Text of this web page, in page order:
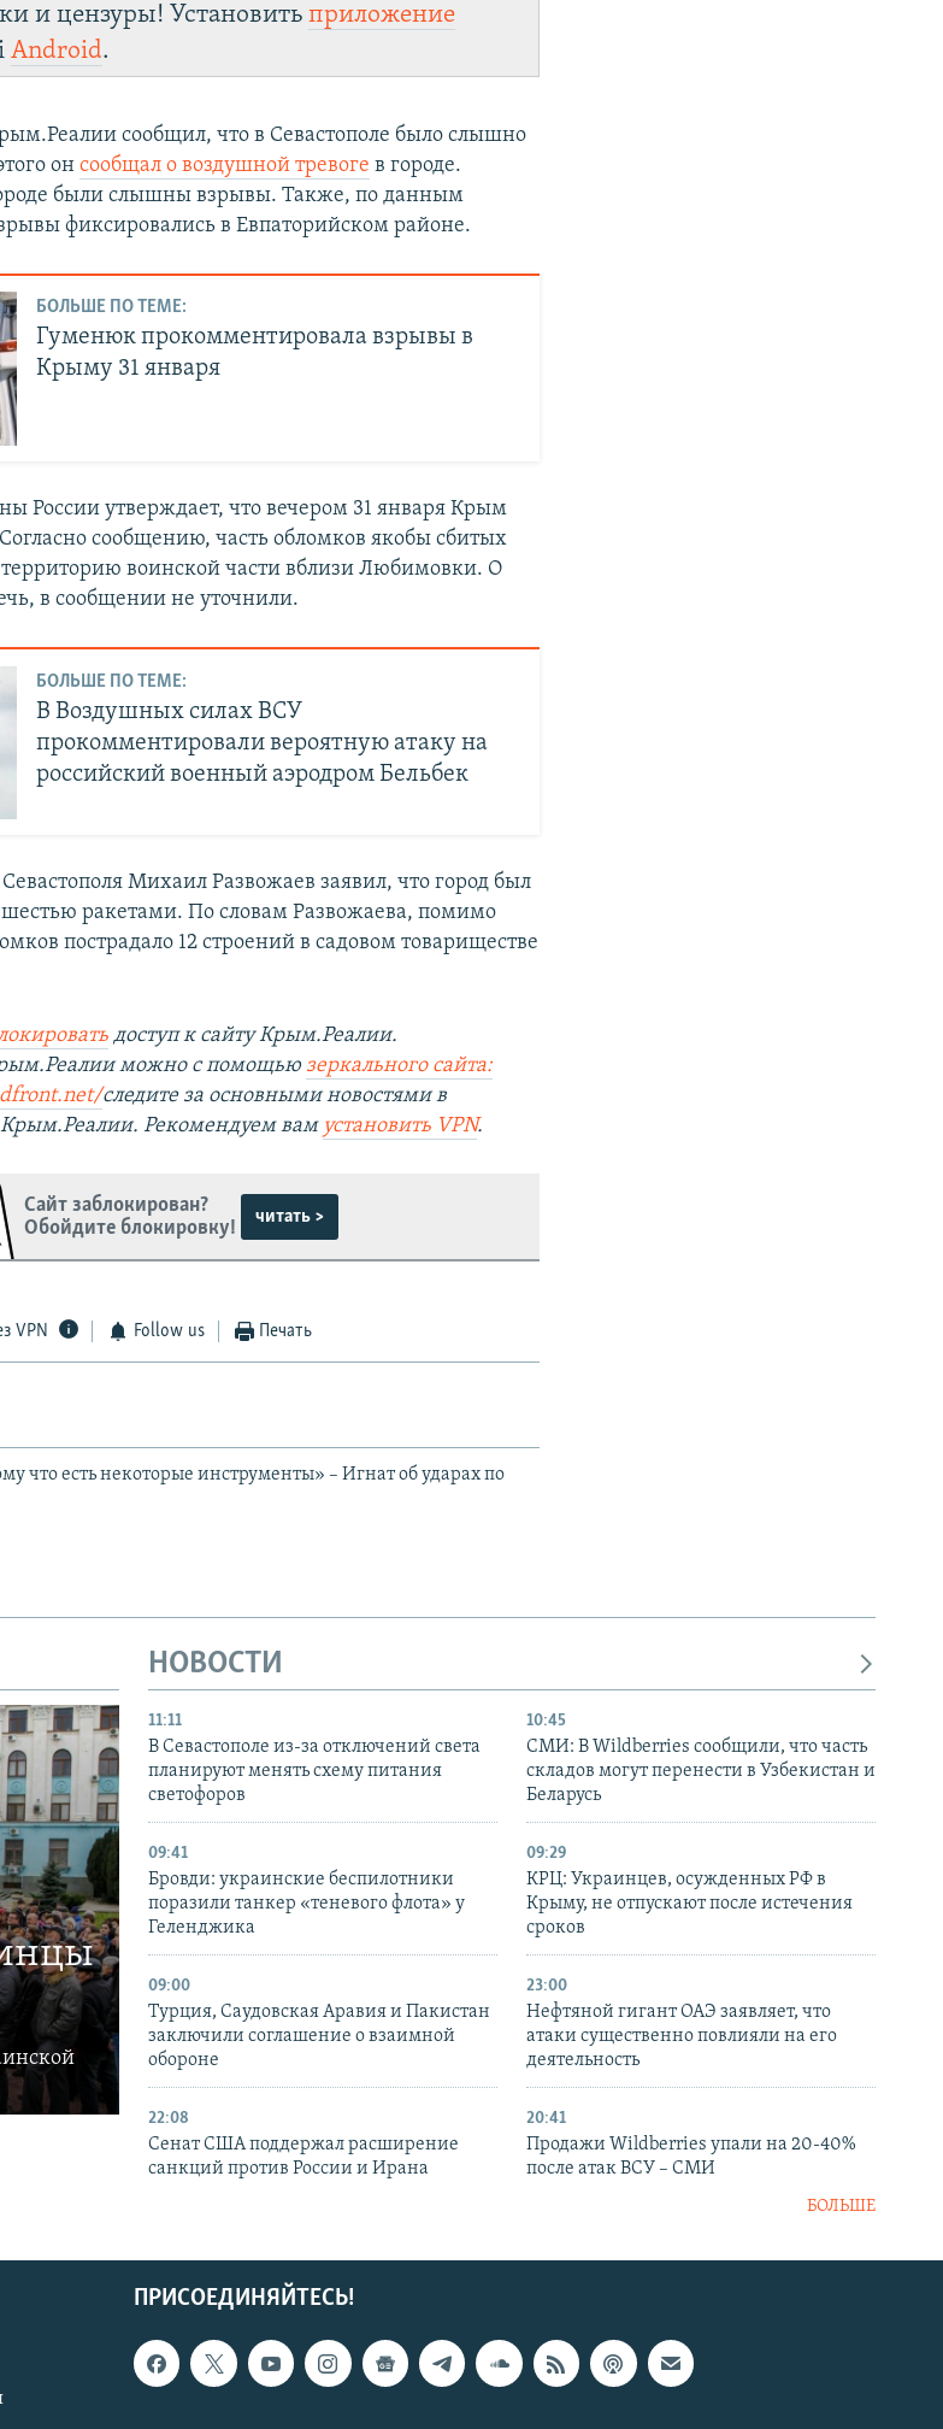
и цензуры! Установитьприложение
Android.
сообщил, что в Севастополе было слышно
онсообщал о воздушной тревоге в городе.
были слышны взрывы. Также, по данным
фиксировались в Евпаторийском районе.
БОЛЬШЕ ПО ТЕМЕ:
Гуменюк прокомментировала взрывы в
Крыму 31 января
России утверждает, что вечером 31 января Крым
сообщению, часть обломков якобы сбитых
воинской части вблизи Любимовки. О
в сообщении не уточнили.
БОЛЬШЕ ПО ТЕМЕ:
В Воздушных силах ВСУ
прокомментировали вероятную атаку на
российский военный аэродром Бельбек
Михаил Развожаев заявил, что город был
ракетами. По словам Развожаева, помимо
пострадало 12 строений в садовом товариществе
доступ к сайту Крым.Реалии.
можно с помощьюзеркального сайта:
следите за основными новостями в
Крым.Реалии. Рекомендуем вам установить VPN.
Сайт заблокирован?
Обойдите блокировку!
читать >
VPN Follow us Печать
что есть некоторые инструменты» – Игнат об ударах по
НОВОСТИ
11:11
В Севастополе из-за отключений света
планируют менять схему питания
светофоров
10:45
СМИ: В Wildberries сообщили, что часть
складов могут перенести в Узбекистан и
Беларусь
09:41
Бровди: украинские беспилотники
поразили танкер «теневого флота» у
Геленджика
09:29
КРЦ: Украинцев, осужденных РФ в
Крыму, не отпускают после истечения
сроков
09:00
Турция, Саудовская Аравия и Пакистан
заключили соглашение о взаимной
обороне
23:00
Нефтяной гигант ОАЭ заявляет, что
атаки существенно повлияли на его
деятельность
22:08
Сенат США поддержал расширение
санкций против России и Ирана
20:41
Продажи Wildberries упали на 20-40%
после атак ВСУ – СМИ
БОЛЬШЕ
ПРИСОЕДИНЯЙТЕСЬ!